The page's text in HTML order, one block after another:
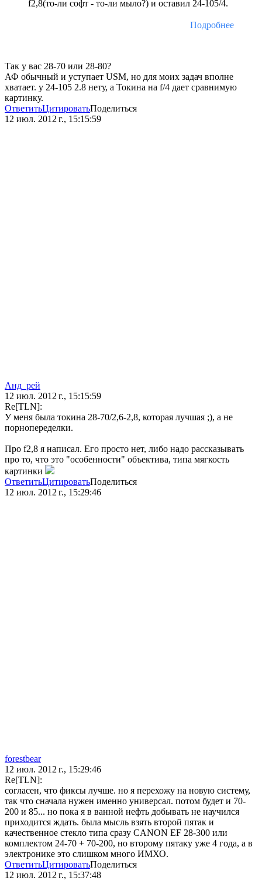
f2,8(то-ли софт - то-ли мыло?) и оставил 24-105/4.
Подробнее
Так у вас 28-70 или 28-80?
АФ обычный и уступает USM, но для моих задач вполне
хватает. у 24-105 2.8 нету, а Токина на f/4 дает сравнимую
картинку.
ОтветитьЦитироватьПоделиться
12 июл. 2012 г., 15:15:59
Анд_рей
12 июл. 2012 г., 15:15:59
Re[TLN]:
У меня была токина 28-70/2,6-2,8, которая лучшая ;), а не
порнопеределки.
Про f2,8 я написал. Его просто нет, либо надо рассказывать
про то, что это "особенности" объектива, типа мягкость
картинки
ОтветитьЦитироватьПоделиться
12 июл. 2012 г., 15:29:46
forestbear
12 июл. 2012 г., 15:29:46
Re[TLN]:
согласен, что фиксы лучше. но я перехожу на новую систему,
так что сначала нужен именно универсал. потом будет и 70-
200 и 85... но пока я в ванной нефть добывать не научился
приходится ждать. была мысль взять второй пятак и
качественное стекло типа сразу CANON EF 28-300 или
комплектом 24-70 + 70-200, но второму пятаку уже 4 года, а в
электронике это слишком много ИМХО.
ОтветитьЦитироватьПоделиться
12 июл. 2012 г., 15:37:48